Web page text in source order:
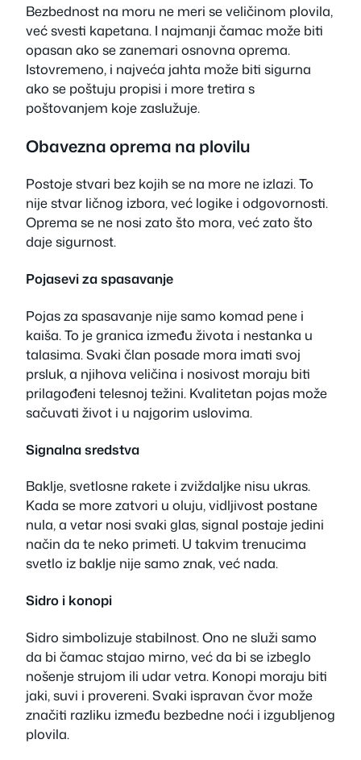
Bezbednost na moru ne meri se veličinom plovila,
već svesti kapetana. I najmanji čamac može biti
opasan ako se zanemari osnovna oprema.
Istovremeno, i najveća jahta može biti sigurna
ako se poštuju propisi i more tretira s
poštovanjem koje zaslužuje.
Obavezna oprema na plovilu
Postoje stvari bez kojih se na more ne izlazi. To
nije stvar ličnog izbora, već logike i odgovornosti.
Oprema se ne nosi zato što mora, već zato što
daje sigurnost.
Pojasevi za spasavanje
Pojas za spasavanje nije samo komad pene i
kaiša. To je granica između života i nestanka u
talasima. Svaki član posade mora imati svoj
prsluk, a njihova veličina i nosivost moraju biti
prilagođeni telesnoj težini. Kvalitetan pojas može
sačuvati život i u najgorim uslovima.
Signalna sredstva
Baklje, svetlosne rakete i zviždaljke nisu ukras.
Kada se more zatvori u oluju, vidljivost postane
nula, a vetar nosi svaki glas, signal postaje jedini
način da te neko primeti. U takvim trenucima
svetlo iz baklje nije samo znak, već nada.
Sidro i konopi
Sidro simbolizuje stabilnost. Ono ne služi samo
da bi čamac stajao mirno, već da bi se izbeglo
nošenje strujom ili udar vetra. Konopi moraju biti
jaki, suvi i provereni. Svaki ispravan čvor može
značiti razliku između bezbedne noći i izgubljenog
plovila.